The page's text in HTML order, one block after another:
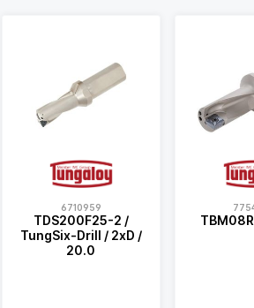
6710959
TDS200F25-2 /
TungSix-Drill / 2xD /
20.0